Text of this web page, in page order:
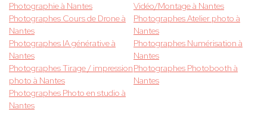
Photographie à Nantes
Vidéo/Montage à Nantes
Photographes Cours de Drone à
Nantes
Photographes Atelier photo à
Nantes
Photographes IA générative à
Nantes
Photographes Numérisation à
Nantes
Photographes Tirage / impression
photo à Nantes
Photographes Photobooth à
Nantes
Photographes Photo en studio à
Nantes